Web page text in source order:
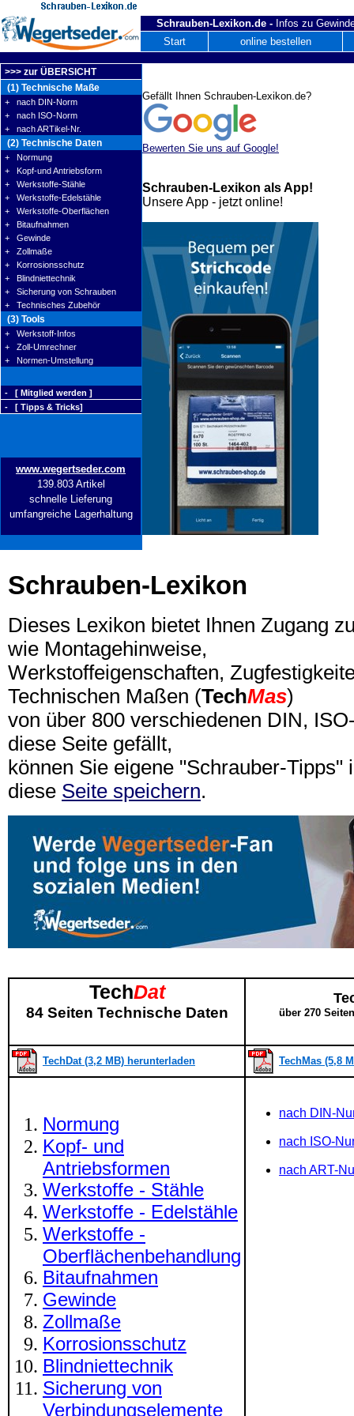
Schrauben-Lexikon.de - Infos zu
Start
online bestellen
>>> zur ÜBERSICHT
(1) Technische Maße
+ nach DIN-Norm
+ nach ISO-Norm
+ nach ARTikel-Nr.
(2) Technische Daten
+ Normung
+ Kopf-und Antriebsform
+ Werkstoffe-Stähle
+ Werkstoffe-Edelstähle
+ Werkstoffe-Oberflächen
+ Bitaufnahmen
+ Gewinde
+ Zollmaße
+ Korrosionsschutz
+ Blindniettechnik
+ Sicherung von Schrauben
+ Technisches Zubehör
(3) Tools
+ Werkstoff-Infos
+ Zoll-Umrechner
+ Normen-Umstellung
- [ Mitglied werden ]
- [ Tipps & Tricks]
www.wegertseder.com
139.803 Artikel
schnelle Lieferung
umfangreiche Lagerhaltung
Schrauben-Lexikon
Dieses Lexikon bietet Ihnen Zugang
wie Montagehinweise,
Werkstoffeigenschaften,
Technischen Maßen (TechMas)
von über 800 verschiedenen DIN,
diese Seite gefällt,
können Sie eigene "Schrauber-Tipps"
diese Seite speichern.
TechDat
84 Seiten Technische Daten über 270
TechDat (3,2 MB) herunterladen TechMas (5,8
Normung
Kopf- und
Antriebsformen
Werkstoffe - Stähle
Werkstoffe - Edelstähle
Werkstoffe -
Oberflächenbehandlung
Bitaufnahmen
Gewinde
Zollmaße
Korrosionsschutz
Blindniettechnik
Sicherung von
Verbindungselemente
nach DIN-
nach ISO-
nach ART-
Gefällt Ihnen Schrauben-Lexikon.de?
Bewerten Sie uns auf Google!
Schrauben-Lexikon als App!
Unsere App - jetzt online!